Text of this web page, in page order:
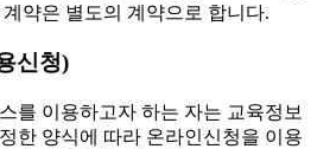
계약은 별도의 계약으로 합니다.
신청)
를 이용하고자 하는 자는 교육정보
한 양식에 따라 온라인신청을 이용